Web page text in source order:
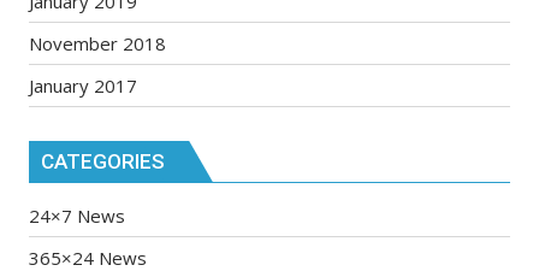
November 2018
January 2017
CATEGORIES
24×7 News
365×24 News